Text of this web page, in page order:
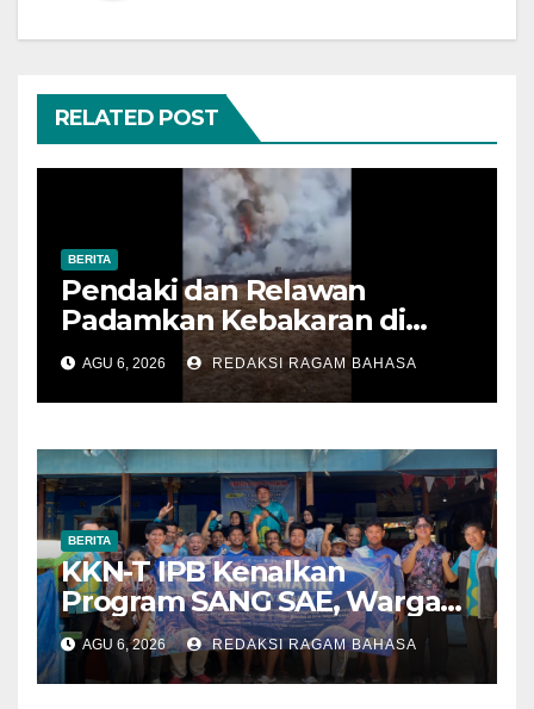
RELATED POST
BERITA
Pendaki dan Relawan
Padamkan Kebakaran di
Alun-alun Suryakencana
Sebelum Meluas
AGU 6, 2026 REDAKSI RAGAM BAHASA
BERITA
KKN-T IPB Kenalkan
Program SANG SAE, Warga
Desa Sangrawayang Diajak
Ubah Sampah Jadi Bernilai
Ekonomi
AGU 6, 2026 REDAKSI RAGAM BAHASA